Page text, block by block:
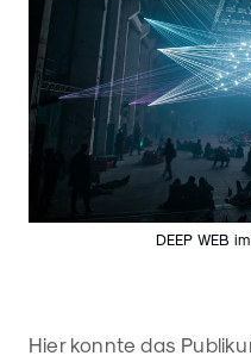
DEEP WEB
Hier konnte das